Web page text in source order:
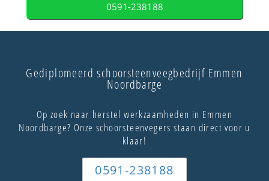
0591-238188
Gediplomeerd schoorsteenveegbedrijf Emmen
Noordbarge
Op zoek naar herstel werkzaamheden in Emmen
Noordbarge? Onze schoorsteenvegers staan direct voor u
klaar!
0591-238188